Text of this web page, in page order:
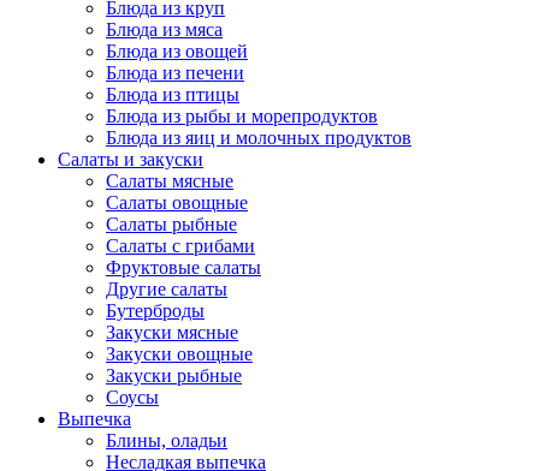
Блюда из круп
Блюда из мяса
Блюда из овощей
Блюда из печени
Блюда из птицы
Блюда из рыбы и морепродуктов
Блюда из яиц и молочных продуктов
Салаты и закуски
Салаты мясные
Салаты овощные
Салаты рыбные
Салаты с грибами
Фруктовые салаты
Другие салаты
Бутерброды
Закуски мясные
Закуски овощные
Закуски рыбные
Соусы
Выпечка
Блины, оладьи
Несладкая выпечка